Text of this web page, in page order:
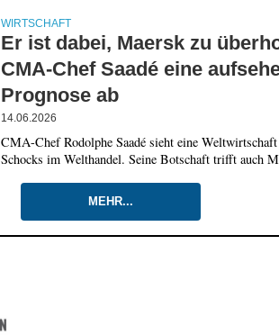
WIRTSCHAFT
Er ist dabei, Maersk zu
CMA-Chef Saadé eine
Prognose ab
14.06.2026
CMA-Chef Rodolphe Saadé sieht eine
Schocks im Welthandel. Seine Botschaft trifft auch
MEHR...